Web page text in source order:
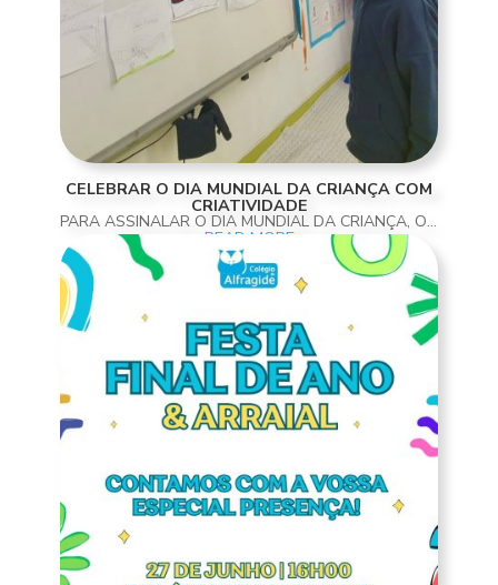
CELEBRAR O DIA MUNDIAL DA CRIANÇA COM
CRIATIVIDADE
PARA ASSINALAR O DIA MUNDIAL DA CRIANÇA, OS ALUNOS E ALUNAS DO 2.º ANO PARTICIPARAM NUMA ATIVIDADE MUITO ESPECIAL E CHEIA DE SIGNIFICADO. CADA UM CRIOU UM DESENHO INSPIRADO NO TEMA “O QUE SIGNIFICA PARA MIM O DIA DA CRIANÇA?”. NUM MOMENTO MÁGICO DE PARTILHA E...
READ MORE